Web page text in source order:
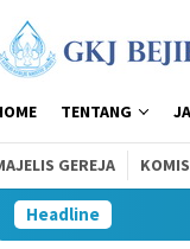
TENTANG
GEREJA
Headline